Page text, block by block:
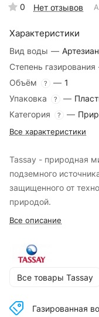
0 Нет отзывов
Характеристики
Вид воды —
Степень газирования
Объём
? — 1
Упаковка
? —
Категория
? —
Все характеристики
Tassay - природная
подземного
защищенного от
природой.
Все описание
Все товары Tassay
Газированная